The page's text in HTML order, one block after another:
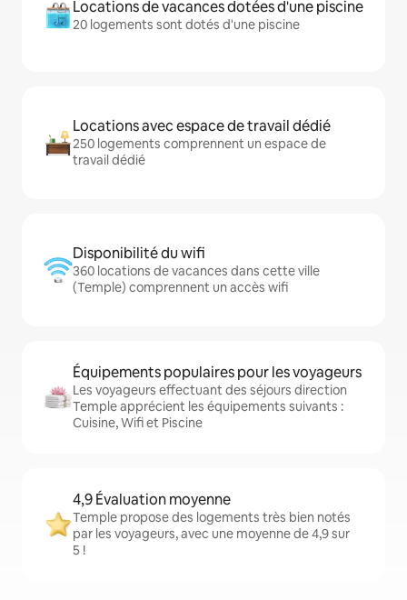
Locations de vacances dotées d'une piscine
20 logements sont dotés d'une piscine
Locations avec espace de travail dédié
250 logements comprennent un espace de
travail dédié
Disponibilité du wifi
360 locations de vacances dans cette ville
(Temple) comprennent un accès wifi
Équipements populaires pour les voyageurs
Les voyageurs effectuant des séjours direction
Temple apprécient les équipements suivants :
Cuisine, Wifi et Piscine
4,9 Évaluation moyenne
Temple propose des logements très bien notés
par les voyageurs, avec une moyenne de 4,9 sur
5 !